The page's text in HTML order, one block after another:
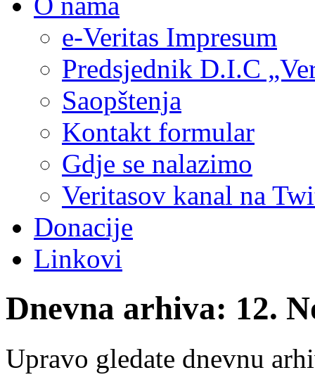
e-Veritas Impresum
Predsjednik D.I.C
Saopštenja
Kontakt formular
Gdje se nalazimo
Veritasov kanal na
Donacije
Linkovi
Dnevna arhiva: 12.
Upravo gledate dnevnu